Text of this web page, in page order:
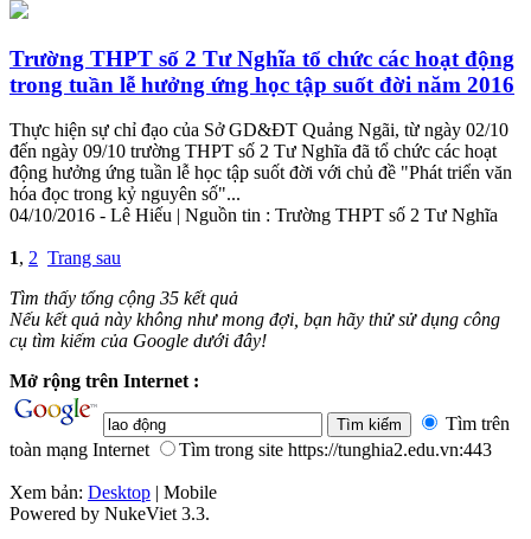
Trường THPT số 2 Tư Nghĩa tổ chức các hoạt động
trong tuần lễ hưởng ứng học tập suốt đời năm 2016
Thực hiện sự chỉ đạo của Sở GD&ĐT Quảng Ngãi, từ ngày 02/10
đến ngày 09/10 trường THPT số 2 Tư Nghĩa đã tổ chức các hoạt
động hưởng ứng tuần lễ học tập suốt đời với chủ đề "Phát triển văn
hóa đọc trong kỷ nguyên số"...
04/10/2016 - Lê Hiếu | Nguồn tin : Trường THPT số 2 Tư Nghĩa
1, 2 Trang sau
Tìm thấy tổng cộng 35 kết quả
Nếu kết quả này không như mong đợi, bạn hãy thử sử dụng công
cụ tìm kiếm của Google dưới đây!
Mở rộng trên Internet :
Tìm trên
toàn mạng Internet
Tìm trong site https://tunghia2.edu.vn:443
Xem bản: Desktop | Mobile
Powered by NukeViet 3.3.